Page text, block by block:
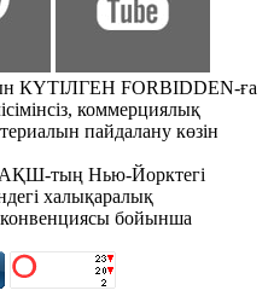
КҮТІЛГЕН FORBIDDEN-ға
коммерциялық
пайдалану көзін
тың Нью-Йорктегі
халықаралық
конвенциясы бойынша